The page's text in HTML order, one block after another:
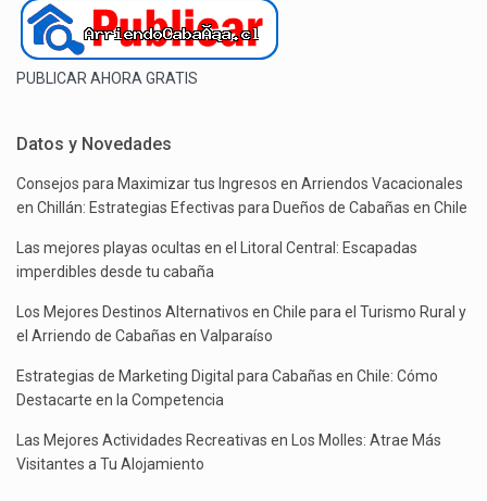
PUBLICAR AHORA GRATIS
Datos y Novedades
Consejos para Maximizar tus Ingresos en Arriendos Vacacionales
en Chillán: Estrategias Efectivas para Dueños de Cabañas en Chile
Las mejores playas ocultas en el Litoral Central: Escapadas
imperdibles desde tu cabaña
Los Mejores Destinos Alternativos en Chile para el Turismo Rural y
el Arriendo de Cabañas en Valparaíso
Estrategias de Marketing Digital para Cabañas en Chile: Cómo
Destacarte en la Competencia
Las Mejores Actividades Recreativas en Los Molles: Atrae Más
Visitantes a Tu Alojamiento